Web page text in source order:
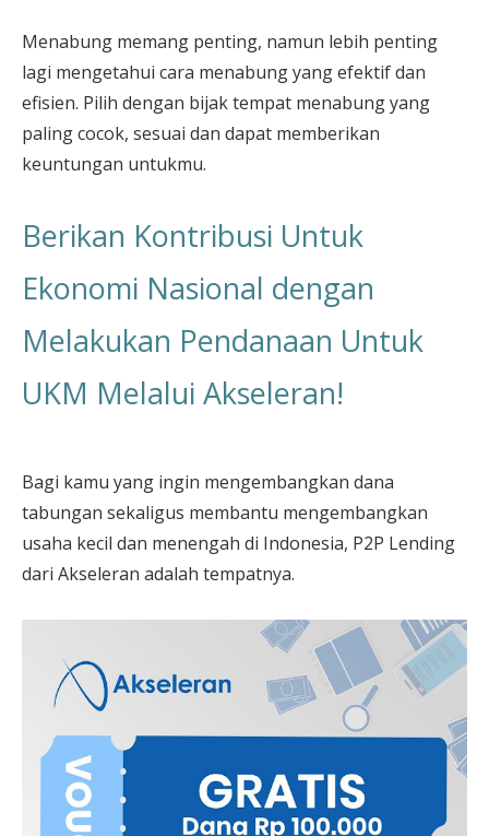
Menabung memang penting, namun lebih penting
lagi mengetahui cara menabung yang efektif dan
efisien. Pilih dengan bijak tempat menabung yang
paling cocok, sesuai dan dapat memberikan
keuntungan untukmu.
Berikan Kontribusi Untuk
Ekonomi Nasional dengan
Melakukan Pendanaan Untuk
UKM Melalui Akseleran!
Bagi kamu yang ingin mengembangkan dana
tabungan sekaligus membantu mengembangkan
usaha kecil dan menengah di Indonesia, P2P Lending
dari Akseleran adalah tempatnya.